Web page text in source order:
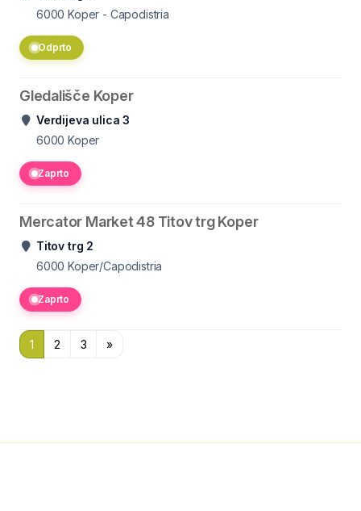
6000 Koper - Capodistria
Odprto
Gledališče Koper
Verdijeva ulica 3
6000 Koper
Zaprto
Mercator Market 48 Titov trg Koper
Titov trg 2
6000 Koper/Capodistria
Zaprto
1 2 3 »